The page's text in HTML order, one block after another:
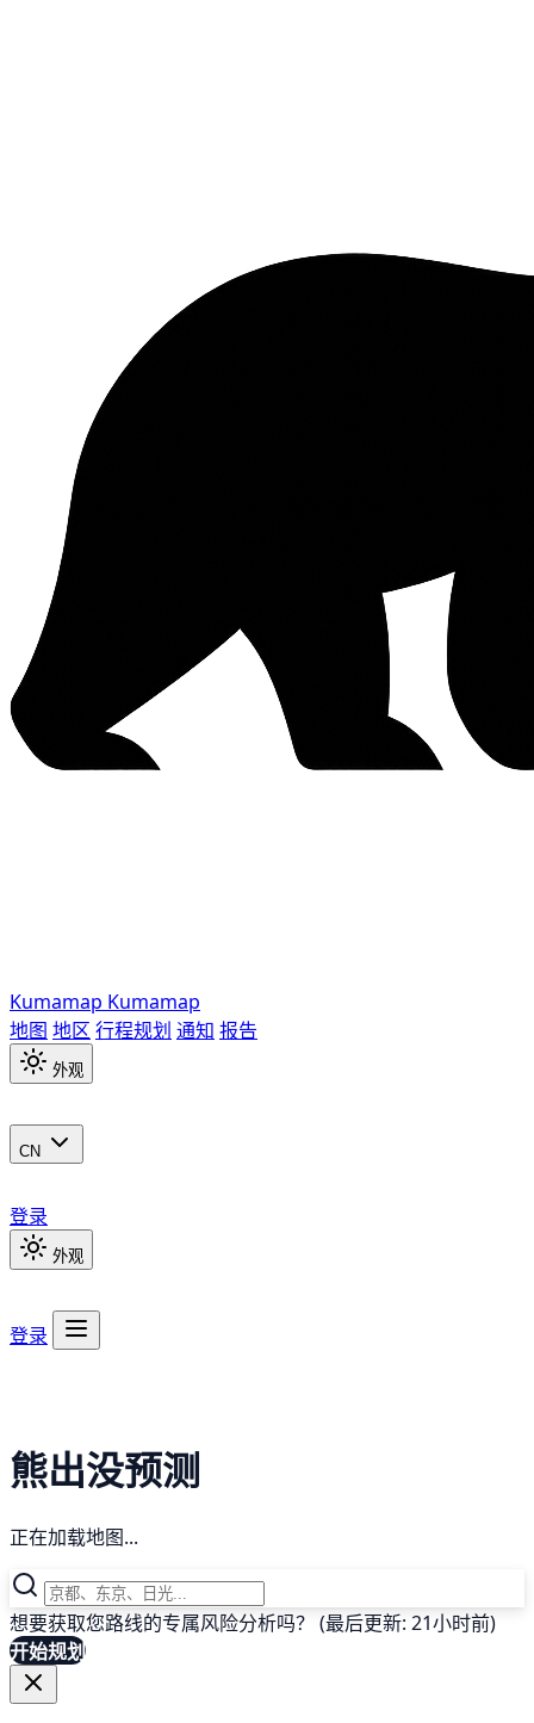
Kumamap Kumamap
地图 地区 行程规划 通知 报告
外观
CN
登录
外观
登录
熊出没预测
正在加载地图...
想要获取您路线的专属风险分析吗？ (最后更新: 21小时前)
开始规划